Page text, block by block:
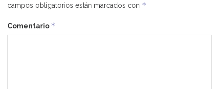
campos obligatorios están marcados con *
Comentario *